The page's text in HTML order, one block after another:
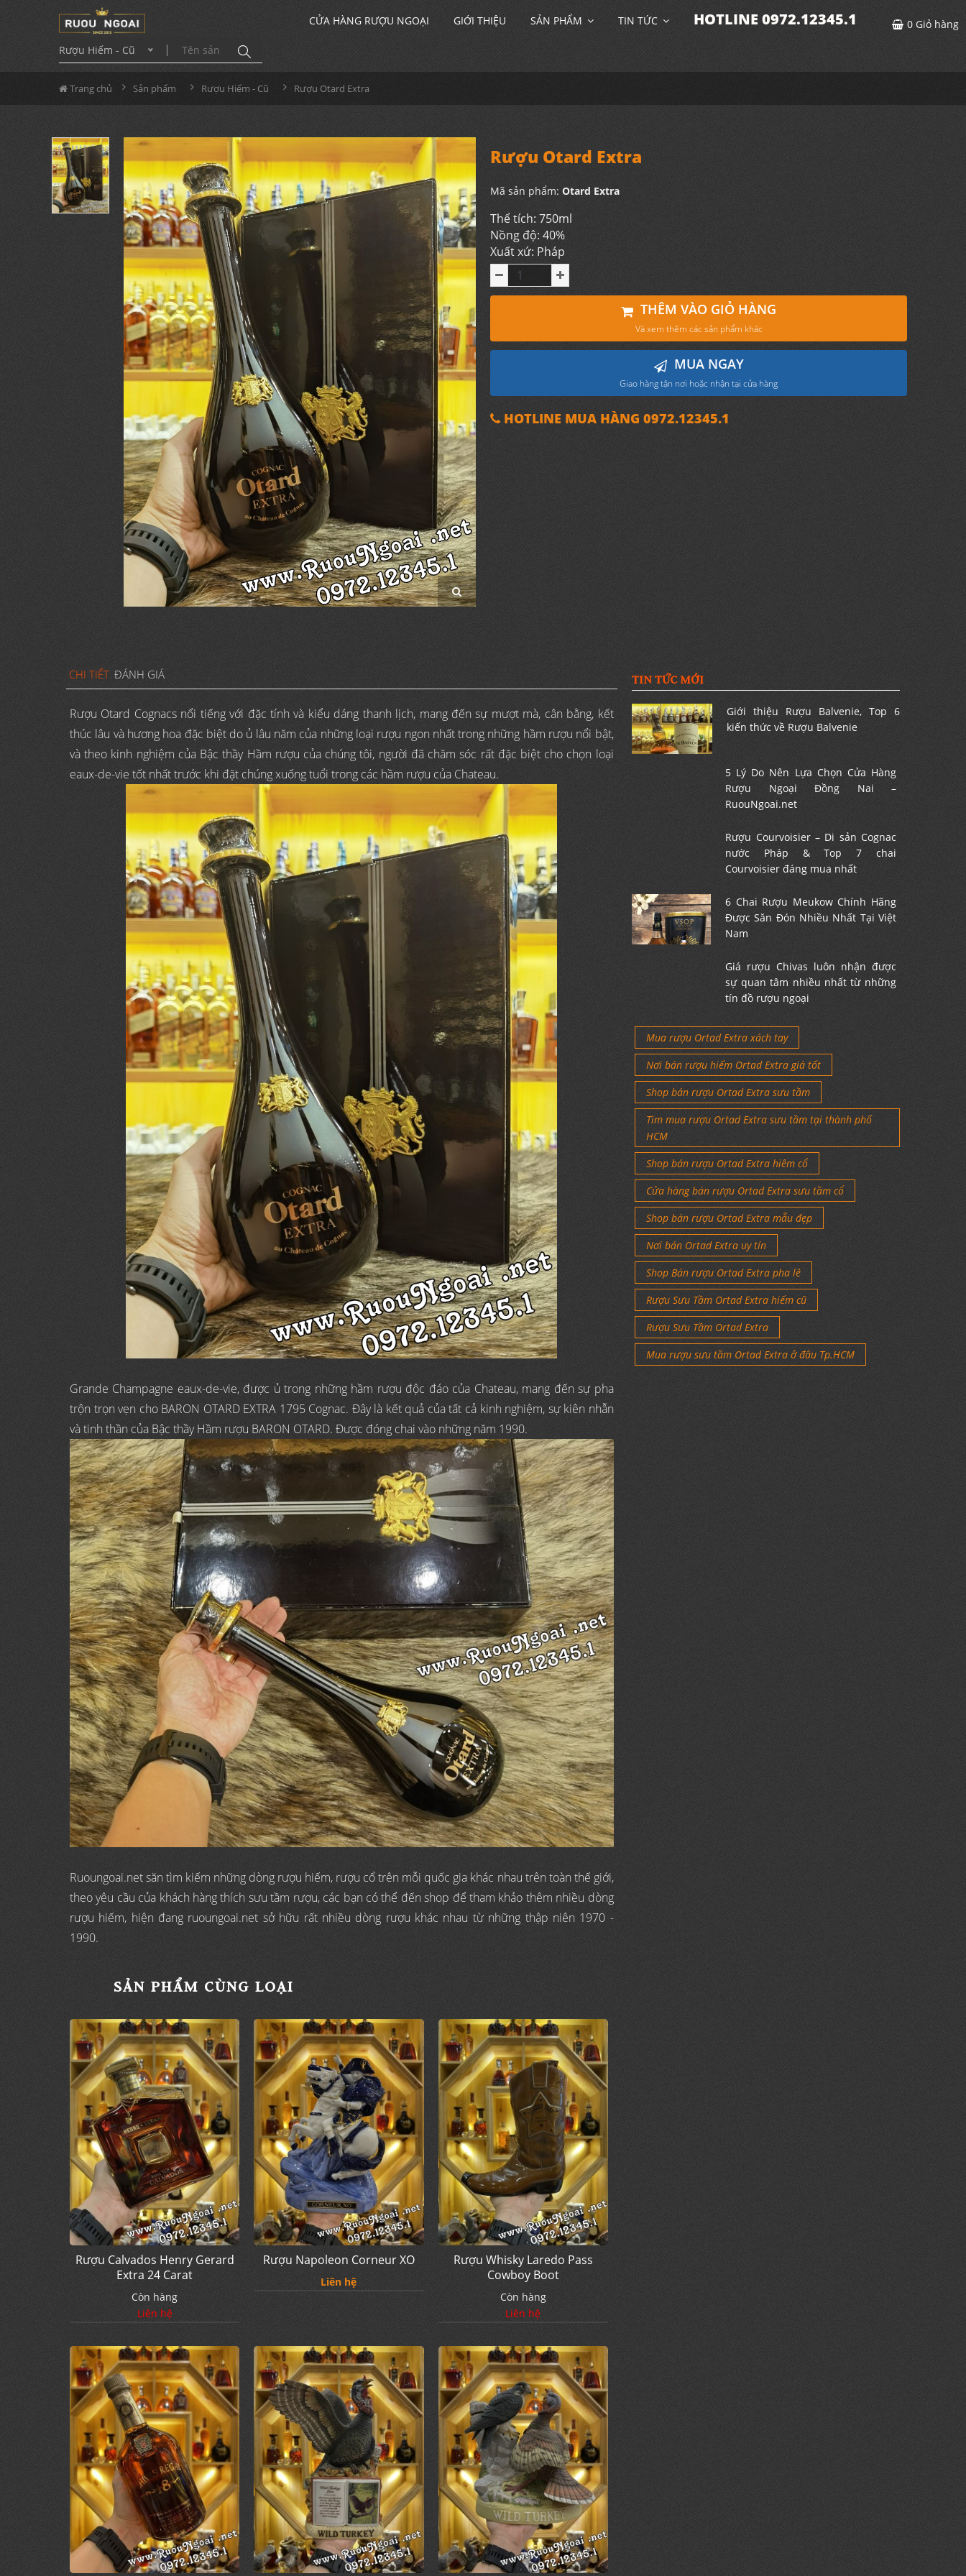
Rượu Hiếm - Cũ
CỬA HÀNG RƯỢU NGOẠI GIỚI THIỆU SẢN PHẨM TIN TỨC HOTLINE 0972.12345.1 0 Giỏ hàng
Trang chủ Sản phẩm Rượu Hiếm - Cũ Rượu Otard Extra
Rượu Otard Extra
Mã sản phẩm: Otard Extra
Thể tích: 750ml
Nồng độ: 40%
Xuất xứ: Pháp
THÊM VÀO GIỎ HÀNG
Và xem thêm các sản phẩm khác
MUA NGAY
Giao hàng tận nơi hoặc nhận tại cửa hàng
HOTLINE MUA HÀNG 0972.12345.1
CHI TIẾT ĐÁNH GIÁ
Rượu Otard Cognacs nổi tiếng với đặc tính và kiểu dáng thanh lịch, mang đến sự mượt mà, cân bằng, kết
thúc lâu và hương hoa đặc biệt do ủ lâu năm của những loại rượu ngon nhất trong những hầm rượu nổi bật,
và theo kinh nghiệm của Bậc thầy Hầm rượu của chúng tôi, người đã chăm sóc rất đặc biệt cho chọn loại
eaux-de-vie tốt nhất trước khi đặt chúng xuống tuổi trong các hầm rượu của Chateau.
Grande Champagne eaux-de-vie, được ủ trong những hầm rượu độc đáo của Chateau, mang đến sự pha
trộn trọn vẹn cho BARON OTARD EXTRA 1795 Cognac. Đây là kết quả của tất cả kinh nghiệm, sự kiên nhẫn
và tinh thần của Bậc thầy Hầm rượu BARON OTARD. Được đóng chai vào những năm 1990.
Ruoungoai.net săn tìm kiếm những dòng rượu hiếm, rượu cổ trên mỗi quốc gia khác nhau trên toàn thế giới,
theo yêu cầu của khách hàng thích sưu tầm rượu, các bạn có thể đến shop để tham khảo thêm nhiều dòng
rượu hiếm, hiện đang ruoungoai.net sở hữu rất nhiều dòng rượu khác nhau từ những thập niên 1970 -
1990.
SẢN PHẨM CÙNG LOẠI
Rượu Calvados Henry Gerard
Extra 24 Carat
Còn hàng
Liên hệ
Rượu Napoleon Corneur XO
Liên hệ
Rượu Whisky Laredo Pass
Cowboy Boot
Còn hàng
Liên hệ
TIN TỨC MỚI
Giới thiệu Rượu Balvenie, Top 6
kiến thức về Rượu Balvenie
5 Lý Do Nên Lựa Chọn Cửa Hàng
Rượu Ngoại Đồng Nai –
RuouNgoai.net
Rượu Courvoisier – Di sản Cognac
nước Pháp & Top 7 chai
Courvoisier đáng mua nhất
6 Chai Rượu Meukow Chính Hãng
Được Săn Đón Nhiều Nhất Tại Việt
Nam
Giá rượu Chivas luôn nhận được
sự quan tâm nhiều nhất từ những
tín đồ rượu ngoại
Mua rượu Ortad Extra xách tay
Nơi bán rượu hiếm Ortad Extra giá tốt
Shop bán rượu Ortad Extra sưu tầm
Tìm mua rượu Ortad Extra sưu tầm tại thành phố
HCM
Shop bán rượu Ortad Extra hiêm cổ
Cửa hàng bán rượu Ortad Extra sưu tầm cổ
Shop bán rượu Ortad Extra mẫu đẹp
Nơi bán Ortad Extra uy tín
Shop Bán rượu Ortad Extra pha lê
Rượu Sưu Tầm Ortad Extra hiếm cũ
Rượu Sưu Tầm Ortad Extra
Mua rượu sưu tầm Ortad Extra ở đâu Tp.HCM